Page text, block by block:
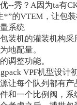
--秀？A因为ta有
*”的VTEM，让包
系统
装机的灌装机构
地配量。
调整功能。
VPF机型设计
让每个队列都有
和一个比例阀，系